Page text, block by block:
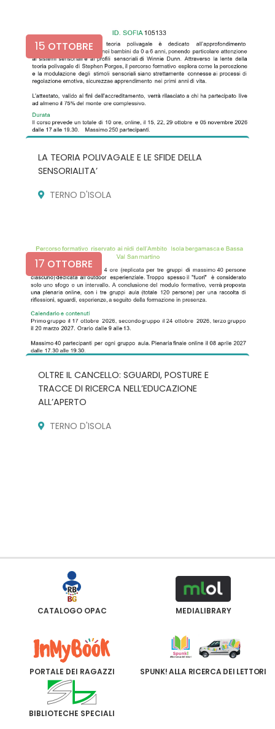
15 OTTOBRE
LA TEORIA POLIVAGALE E LE SFIDE DELLA
SENSORIALITA’
TERNO D'ISOLA
17 OTTOBRE
OLTRE IL CANCELLO: SGUARDI, POSTURE E
TRACCE DI RICERCA NELL’EDUCAZIONE
ALL’APERTO
TERNO D'ISOLA
CATALOGO OPAC MEDIALIBRARY
PORTALE DEI RAGAZZI SPUNK! ALLA RICERCA DEI LETTORI
BIBLIOTECHE SPECIALI